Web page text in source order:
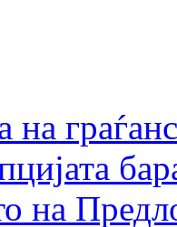
на
на